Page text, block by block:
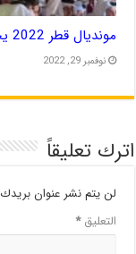
مونديال قطر 2022 يخنق الكيان الصهيوني ويعزله
نوفمبر 29, 2022
اترك تعليقاً
لن يتم نشر عنوان بريدك
التعليق*